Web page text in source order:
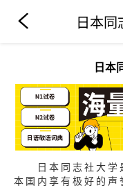
日本
日本
日本同志社大学是
本国内享有极好的声